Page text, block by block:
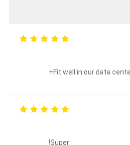
Fit well in our data
Super!